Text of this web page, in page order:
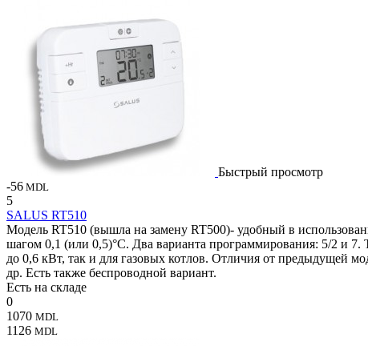
Быстрый просмотр
-56 MDL
5
SALUS RT510
Модель RT510 (вышла на замену RT500)- удобный в
шагом 0,1 (или 0,5)°C. Два варианта программирования: 5/2 и 7.
до 0,6 кВт, так и для газовых котлов. Отличия от предыдущей
др. Есть также беспроводной вариант.
Есть на складе
0
1070 MDL
1126 MDL